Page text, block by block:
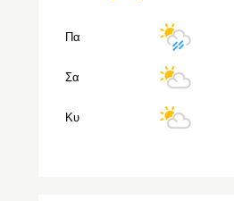
Πα
Σα
Κυ